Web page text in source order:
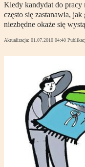
Kiedy kandydat do pracy
często się zastanawia,
niezbędne okaże się
Aktualizacja: 01.07.2010 04:40